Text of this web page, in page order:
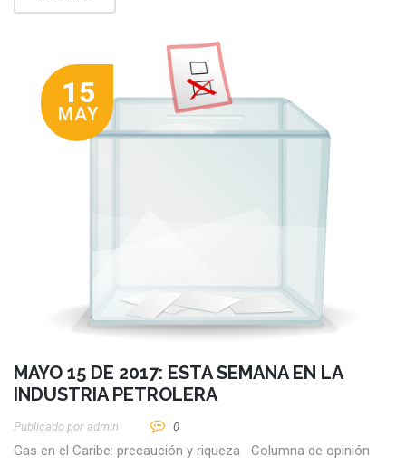
15
MAY
MAYO 15 DE 2017: ESTA SEMANA EN LA
INDUSTRIA PETROLERA
Publicado por Admin 0
Gas en el Caribe: precaución y riqueza Columna de opinión